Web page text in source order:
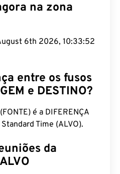
na zona
6th 2026, 10:33:53
entre os fusos
e DESTINO?
é a DIFERENÇA
Time (ALVO).
da